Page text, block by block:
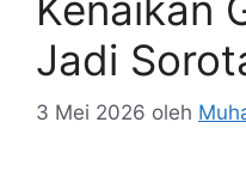
Jadi
3 Mei 2026 oleh